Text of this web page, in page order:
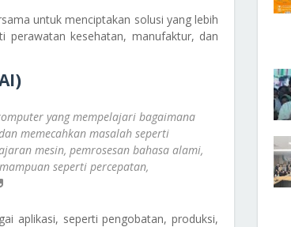
untuk menciptakan solusi yang lebih
perawatan kesehatan, manufaktur, dan
yang mempelajari bagaimana
memecahkan masalah seperti
mesin, pemrosesan bahasa alami,
seperti percepatan,
aplikasi, seperti pengobatan, produksi,